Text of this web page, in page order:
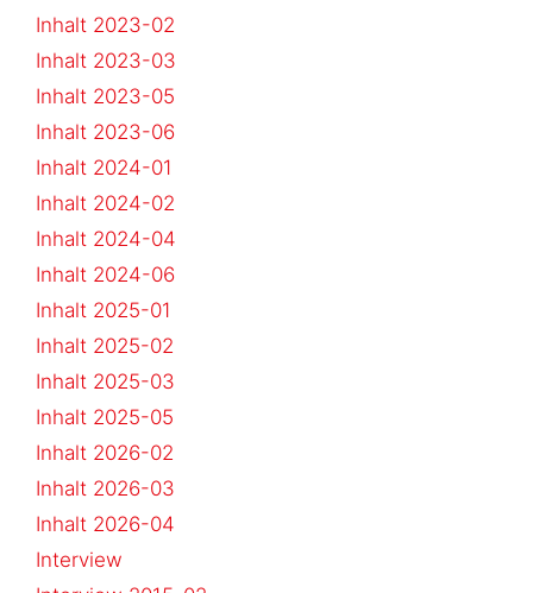
Inhalt 2023-02
Inhalt 2023-03
Inhalt 2023-05
Inhalt 2023-06
Inhalt 2024-01
Inhalt 2024-02
Inhalt 2024-04
Inhalt 2024-06
Inhalt 2025-01
Inhalt 2025-02
Inhalt 2025-03
Inhalt 2025-05
Inhalt 2026-02
Inhalt 2026-03
Inhalt 2026-04
Interview